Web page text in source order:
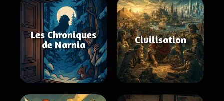
Les Chroniques
de Narnia
Civilisation